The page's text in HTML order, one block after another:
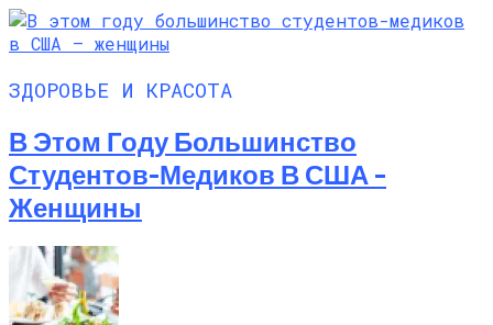
ЗДОРОВЬЕ И КРАСОТА
В Этом Году Большинство
Студентов-Медиков В США –
Женщины